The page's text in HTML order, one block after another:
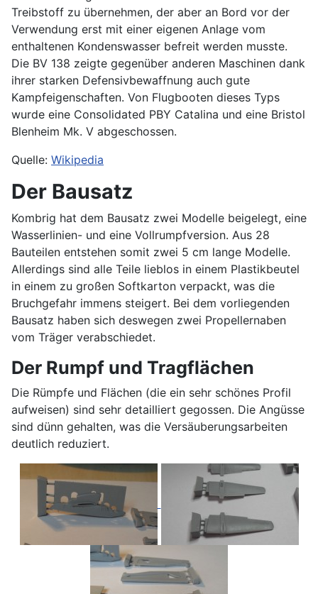
Treibstoff zu übernehmen, der aber an Bord vor der
Verwendung erst mit einer eigenen Anlage vom
enthaltenen Kondenswasser befreit werden musste.
Die BV 138 zeigte gegenüber anderen Maschinen dank
ihrer starken Defensivbewaffnung auch gute
Kampfeigenschaften. Von Flugbooten dieses Typs
wurde eine Consolidated PBY Catalina und eine Bristol
Blenheim Mk. V abgeschossen.
Quelle: Wikipedia
Der Bausatz
Kombrig hat dem Bausatz zwei Modelle beigelegt, eine
Wasserlinien- und eine Vollrumpfversion. Aus 28
Bauteilen entstehen somit zwei 5 cm lange Modelle.
Allerdings sind alle Teile lieblos in einem Plastikbeutel
in einem zu großen Softkarton verpackt, was die
Bruchgefahr immens steigert. Bei dem vorliegenden
Bausatz haben sich deswegen zwei Propellernaben
vom Träger verabschiedet.
Der Rumpf und Tragflächen
Die Rümpfe und Flächen (die ein sehr schönes Profil
aufweisen) sind sehr detailliert gegossen. Die Angüsse
sind dünn gehalten, was die Versäuberungsarbeiten
deutlich reduziert.